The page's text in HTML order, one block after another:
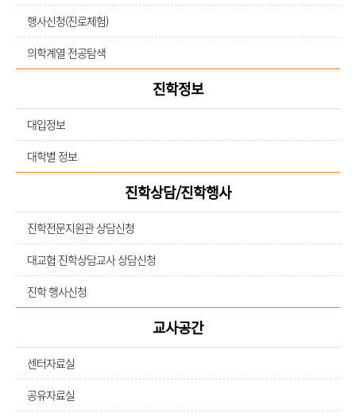
행사신청(진로체험)
의학계열 전공탐색
진학정보
대입정보
대학별 정보
진학상담/진학행사
진학전문지원관 상담신청
대교협 진학상담교사 상담신청
진학 행사신청
교사공간
센터자료실
공유자료실